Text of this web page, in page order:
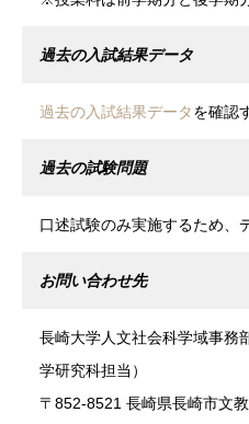
過去の入試結果データ
過去の入試結果データを確認
過去の試験問題
口述試験のみ実施するため、
お問い合わせ先
長崎大学人文社会科学域事務
学研究科担当）
〒852-8521 長崎県長崎市文